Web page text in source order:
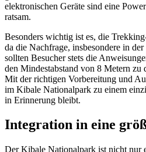
elektronischen Geräte sind eine
ratsam.
Besonders wichtig ist es, die
da die Nachfrage, insbesondere in
sollten Besucher stets die
den Mindestabstand von 8 Metern zu
Mit der richtigen Vorbereitung und
im Kibale Nationalpark zu einem
in Erinnerung bleibt.
Integration in eine
Der Kibale Nationalpark ist nicht nur